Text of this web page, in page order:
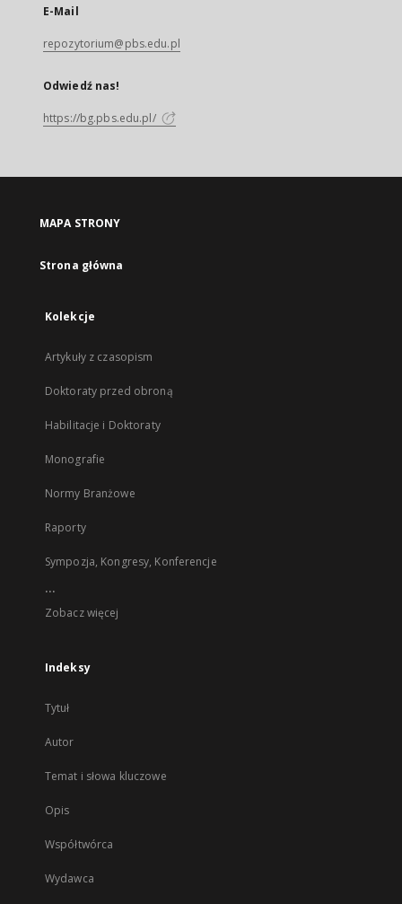
E-Mail
repozytorium@pbs.edu.pl
Odwiedź nas!
https://bg.pbs.edu.pl/
MAPA STRONY
Strona główna
Kolekcje
Artykuły z czasopism
Doktoraty przed obroną
Habilitacje i Doktoraty
Monografie
Normy Branżowe
Raporty
Sympozja, Kongresy, Konferencje
...
Zobacz więcej
Indeksy
Tytuł
Autor
Temat i słowa kluczowe
Opis
Współtwórca
Wydawca